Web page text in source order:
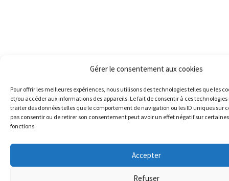
Gérer le consentement aux cookies
Pour offrir les meilleures expériences, nous utilisons des technologies telles que les
et/ou accéder aux informations des appareils. Le fait de consentir à ces
traiter des données telles que le comportement de navigation ou les ID uniques sur
pas consentir ou de retirer son consentement peut avoir un effet négatif sur
fonctions.
Accepter
Refuser